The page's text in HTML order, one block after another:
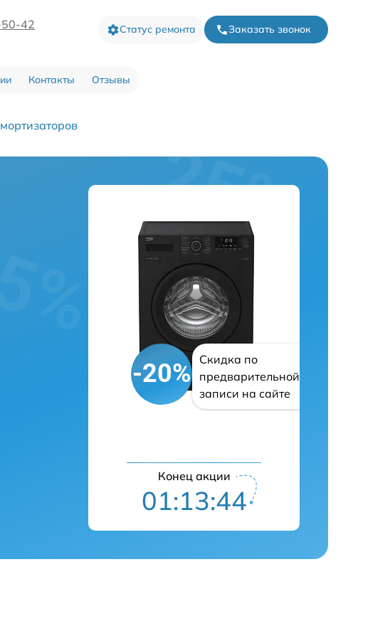
42 Статус ремонта Заказать звонок
Контакты Отзывы
-20%
Скидка по
предварительной
записи на сайте
Конец акции
01:13:43